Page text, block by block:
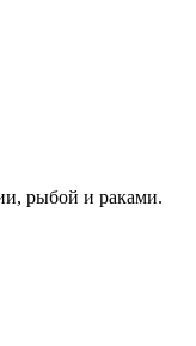
рыбой и раками.